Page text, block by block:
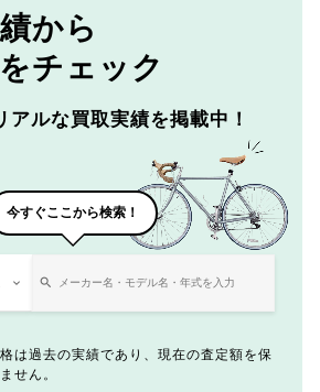
から
チェック
アルな買取実績を掲載中！
今すぐここから検索！
は過去の実績であり、現在の査定額を保
せん。